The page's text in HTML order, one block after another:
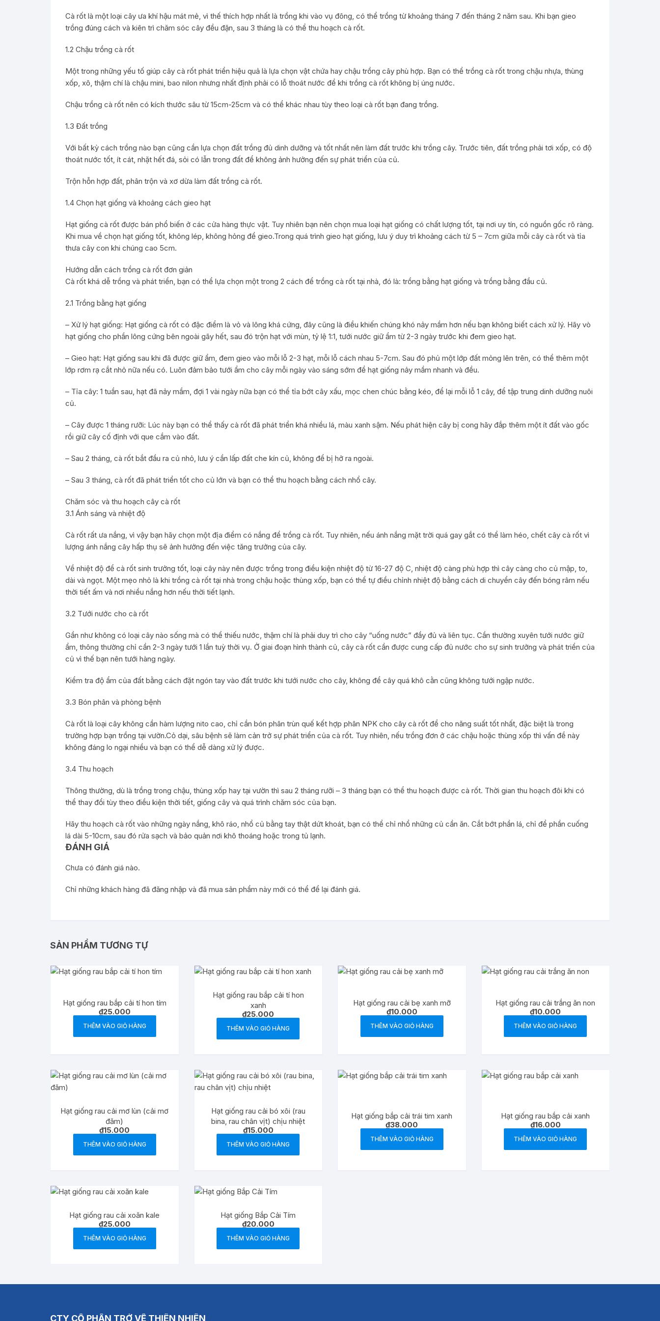
CƯỜNG ĐỘ ÁNH SÁNG
Cà rốt là một loại cây ưa khí hậu mát mẻ, vì thế thích hợp nhất là trồng khi vào vụ đông, có thể trồng từ khoảng tháng 7 đến tháng 2 năm sau. Khi bạn gieo
trồng đúng cách và kiên trì chăm sóc cây đều đặn, sau 3 tháng là có thể thu hoạch cà rốt.
1.2 Chậu trồng cà rốt
Một trong những yếu tố giúp cây cà rốt phát triển hiệu quả là lựa chọn vật chứa hay chậu trồng cây phù hợp. Bạn có thể trồng cà rốt trong chậu nhựa, thùng
xốp, xô, thậm chí là chậu mini, bao nilon nhưng nhất định phải có lỗ thoát nước để khi trồng cà rốt không bị úng nước.
Chậu trồng cà rốt nên có kích thước sâu từ 15cm-25cm và có thể khác nhau tùy theo loại cà rốt bạn đang trồng.
1.3 Đất trồng
Với bất kỳ cách trồng nào bạn cũng cần lựa chọn đất trồng đủ dinh dưỡng và tốt nhất nên làm đất trước khi trồng cây. Trước tiên, đất trồng phải tơi xốp, có độ
thoát nước tốt, ít cát, nhặt hết đá, sỏi có lẫn trong đất để không ảnh hưởng đến sự phát triển của củ.
Trộn hỗn hợp đất, phân trộn và xơ dừa làm đất trồng cà rốt.
1.4 Chọn hạt giống và khoảng cách gieo hạt
Hạt giống cà rốt được bán phổ biến ở các cửa hàng thực vật. Tuy nhiên bạn nên chọn mua loại hạt giống có chất lượng tốt, tại nơi uy tín, có nguồn gốc rõ ràng.
Khi mua về chọn hạt giống tốt, không lép, không hỏng để gieo.Trong quá trình gieo hạt giống, lưu ý duy trì khoảng cách từ 5 – 7cm giữa mỗi cây cà rốt và tỉa
thưa cây con khi chúng cao 5cm.
Hướng dẫn cách trồng cà rốt đơn giản
Cà rốt khá dễ trồng và phát triển, bạn có thể lựa chọn một trong 2 cách để trồng cà rốt tại nhà, đó là: trồng bằng hạt giống và trồng bằng đầu củ.
2.1 Trồng bằng hạt giống
– Xử lý hạt giống: Hạt giống cà rốt có đặc điểm là vỏ và lông khá cứng, đây cũng là điều khiến chúng khó nảy mầm hơn nếu bạn không biết cách xử lý. Hãy vò
hạt giống cho phần lông cứng bên ngoài gãy hết, sau đó trộn hạt với mùn, tỷ lệ 1:1, tưới nước giữ ẩm từ 2-3 ngày trước khi đem gieo hạt.
– Gieo hạt: Hạt giống sau khi đã được giữ ẩm, đem gieo vào mỗi lỗ 2-3 hạt, mỗi lỗ cách nhau 5-7cm. Sau đó phủ một lớp đất mỏng lên trên, có thể thêm một
lớp rơm rạ cắt nhỏ nữa nếu có. Luôn đảm bảo tưới ẩm cho cây mỗi ngày vào sáng sớm để hạt giống nảy mầm nhanh và đều.
– Tỉa cây: 1 tuần sau, hạt đã nảy mầm, đợi 1 vài ngày nữa bạn có thể tỉa bớt cây xấu, mọc chen chúc bằng kéo, để lại mỗi lỗ 1 cây, để tập trung dinh dưỡng nuôi
củ.
– Cây được 1 tháng rưỡi: Lúc này bạn có thể thấy cà rốt đã phát triển khá nhiều lá, màu xanh sậm. Nếu phát hiện cây bị cong hãy đắp thêm một ít đất vào gốc
rồi giữ cây cố định với que cắm vào đất.
– Sau 2 tháng, cà rốt bắt đầu ra củ nhỏ, lưu ý cần lấp đất che kín củ, không để bị hở ra ngoài.
– Sau 3 tháng, cà rốt đã phát triển tốt cho củ lớn và bạn có thể thu hoạch bằng cách nhổ cây.
Chăm sóc và thu hoạch cây cà rốt
3.1 Ánh sáng và nhiệt độ
Cà rốt rất ưa nắng, vì vậy bạn hãy chọn một địa điểm có nắng để trồng cà rốt. Tuy nhiên, nếu ánh nắng mặt trời quá gay gắt có thể làm héo, chết cây cà rốt vì
lượng ánh nắng cây hấp thụ sẽ ảnh hưởng đến việc tăng trưởng của cây.
Về nhiệt độ để cà rốt sinh trưởng tốt, loại cây này nên được trồng trong điều kiện nhiệt độ từ 16-27 độ C, nhiệt độ càng phù hợp thì cây càng cho củ mập, to,
dài và ngọt. Một mẹo nhỏ là khi trồng cà rốt tại nhà trong chậu hoặc thùng xốp, bạn có thể tự điều chỉnh nhiệt độ bằng cách di chuyển cây đến bóng râm nếu
thời tiết ấm và nơi nhiều nắng hơn nếu thời tiết lạnh.
3.2 Tưới nước cho cà rốt
Gần như không có loại cây nào sống mà có thể thiếu nước, thậm chí là phải duy trì cho cây “uống nước” đầy đủ và liên tục. Cần thường xuyên tưới nước giữ
ẩm, thông thường chỉ cần 2-3 ngày tưới 1 lần tuỳ thời vụ. Ở giai đoạn hình thành củ, cây cà rốt cần được cung cấp đủ nước cho sự sinh trưởng và phát triển của
củ vì thế bạn nên tưới hàng ngày.
Kiểm tra độ ẩm của đất bằng cách đặt ngón tay vào đất trước khi tưới nước cho cây, không để cây quá khô cằn cũng không tưới ngập nước.
3.3 Bón phân và phòng bệnh
Cà rốt là loại cây không cần hàm lượng nito cao, chỉ cần bón phân trùn quế kết hợp phân NPK cho cây cà rốt để cho năng suất tốt nhất, đặc biệt là trong
trường hợp bạn trồng tại vườn.Cỏ dại, sâu bệnh sẽ làm cản trở sự phát triển của cà rốt. Tuy nhiên, nếu trồng đơn ở các chậu hoặc thùng xốp thì vấn đề này
không đáng lo ngại nhiều và bạn có thể dễ dàng xử lý được.
3.4 Thu hoạch
Thông thường, dù là trồng trong chậu, thùng xốp hay tại vườn thì sau 2 tháng rưỡi – 3 tháng bạn có thể thu hoạch được cà rốt. Thời gian thu hoạch đôi khi có
thể thay đổi tùy theo điều kiện thời tiết, giống cây và quá trình chăm sóc của bạn.
Hãy thu hoạch cà rốt vào những ngày nắng, khô ráo, nhổ củ bằng tay thật dứt khoát, bạn có thể chỉ nhổ những củ cần ăn. Cắt bớt phần lá, chỉ để phần cuống
lá dài 5-10cm, sau đó rửa sạch và bảo quản nơi khô thoáng hoặc trong tủ lạnh.
ĐÁNH GIÁ
Chưa có đánh giá nào.
Chỉ những khách hàng đã đăng nhập và đã mua sản phẩm này mới có thể để lại đánh giá.
SẢN PHẨM TƯƠNG TỰ
Hạt giống rau bắp cải tí hon tím
₫25.000
THÊM VÀO GIỎ HÀNG
Hạt giống rau bắp cải tí hon
xanh
₫25.000
THÊM VÀO GIỎ HÀNG
Hạt giống rau cải bẹ xanh mỡ
₫10.000
THÊM VÀO GIỎ HÀNG
Hạt giống rau cải trắng ăn non
₫10.000
THÊM VÀO GIỎ HÀNG
Hạt giống rau cải mơ lùn (cải mơ
đăm)
₫15.000
THÊM VÀO GIỎ HÀNG
Hạt giống rau cải bó xôi (rau
bina, rau chân vịt) chịu nhiệt
₫15.000
THÊM VÀO GIỎ HÀNG
Hạt giống bắp cải trái tim xanh
₫38.000
THÊM VÀO GIỎ HÀNG
Hạt giống rau bắp cải xanh
₫16.000
THÊM VÀO GIỎ HÀNG
Hạt giống rau cải xoăn kale
₫25.000
THÊM VÀO GIỎ HÀNG
Hạt giống Bắp Cải Tím
₫20.000
THÊM VÀO GIỎ HÀNG
CTY CỔ PHẦN TRỞ VỀ THIÊN NHIÊN